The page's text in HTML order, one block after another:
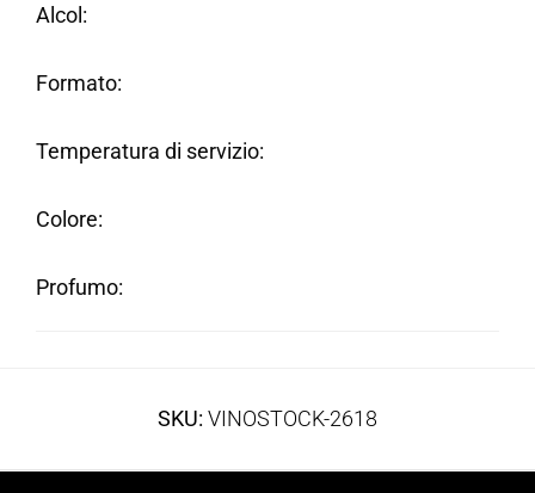
Alcol
Formato
Temperatura di servizio
Colore
Profumo
SKU: VINOSTOCK-2618